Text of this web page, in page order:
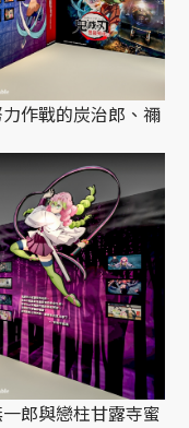
作戰的炭治郎、禰
郎與戀柱甘露寺蜜